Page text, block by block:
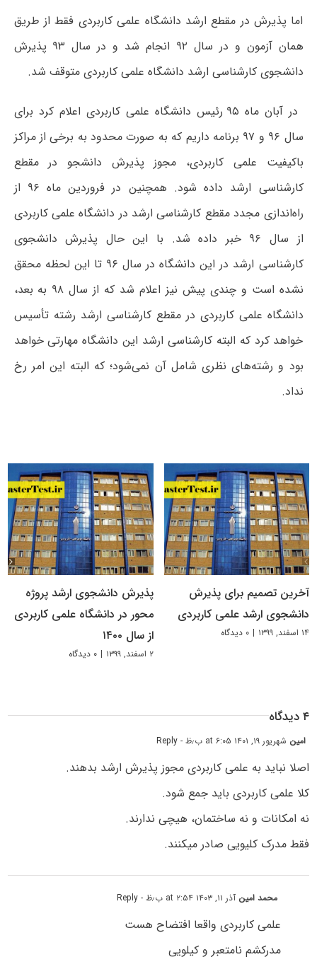
اما پذیرش در مقطع ارشد دانشگاه علمی کاربردی فقط از طریق
همان آزمون و در سال ۹۲ انجام شد و در سال ۹۳ پذیرش
دانشجوی کارشناسی ارشد دانشگاه علمی کاربردی متوقف شد.
در آبان ماه ۹۵ رئیس دانشگاه علمی کاربردی اعلام کرد برای
سال ۹۶ و ۹۷ برنامه داریم که به صورت محدود به برخی از مراکز
باکیفیت علمی کاربردی، مجوز پذیرش دانشجو در مقطع
کارشناسی ارشد داده شود. همچنین در فروردین ماه ۹۶ از
راه‌اندازی مجدد مقطع کارشناسی ارشد در دانشگاه علمی کاربردی
از سال ۹۶ خبر داده شد. با این حال پذیرش دانشجوی
کارشناسی ارشد در این دانشگاه در سال ۹۶ تا این لحظه محقق
نشده است و چندی پیش نیز اعلام شد که از سال ۹۸ به بعد،
دانشگاه علمی کاربردی در مقطع کارشناسی ارشد رشته تأسیس
خواهد کرد که البته کارشناسی ارشد این دانشگاه مهارتی خواهد
بود و رشته‌های نظری شامل آن نمی‌شود؛ که البته این امر رخ
نداد.
آخرین تصمیم برای پذیرش
دانشجوی ارشد علمی کاربردی
۱۴ اسفند, ۱۳۹۹ | ۰ دیدگاه
پذیرش دانشجوی ارشد پروژه
محور در دانشگاه علمی کاربردی
از سال ۱۴۰۰
۲ اسفند, ۱۳۹۹ | ۰ دیدگاه
۴ دیدگاه
امین شهریور ۱۹, ۱۴۰۱ at ۶:۰۵ ب٫ظ - Reply
اصلا نباید به علمی کاربردی مجوز پذیرش ارشد بدهند.
کلا علمی کاربردی باید جمع شود.
نه امکانات و نه ساختمان، هیچی ندارند.
فقط مدرک کلیویی صادر میکنند.
محمد امین آذر ۱۱, ۱۴۰۳ at ۲:۵۴ ب٫ظ - Reply
علمی کاربردی واقعا افتضاح هست
مدرکشم نامتعبر و کیلویی